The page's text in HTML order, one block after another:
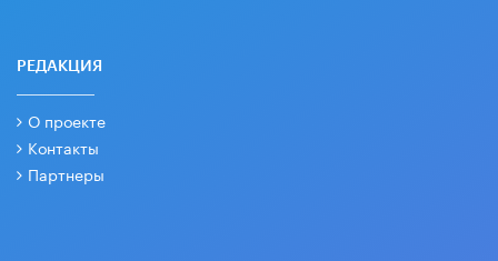
РЕДАКЦИЯ
О проекте
Контакты
Партнеры